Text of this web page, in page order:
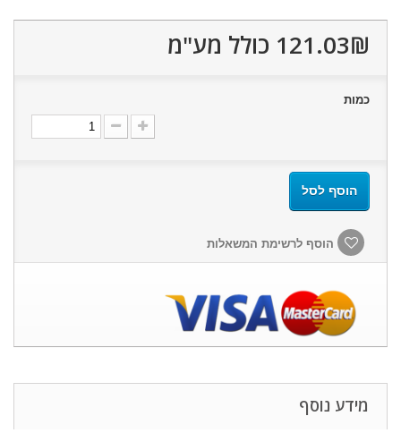
121.03₪‎ כולל מע"מ
כמות
הוסף לסל
הוסף לרשימת המשאלות
מידע נוסף